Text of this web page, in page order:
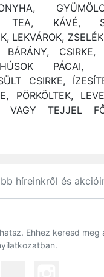
TEA, KÁVÉ,
LEKVÁROK,
BÁRÁNY,
PÁCAI,
CSIRKE,
PÖRKÖLTEK,
VAGY TEJJEL
híreinkről és
Ehhez keresd meg